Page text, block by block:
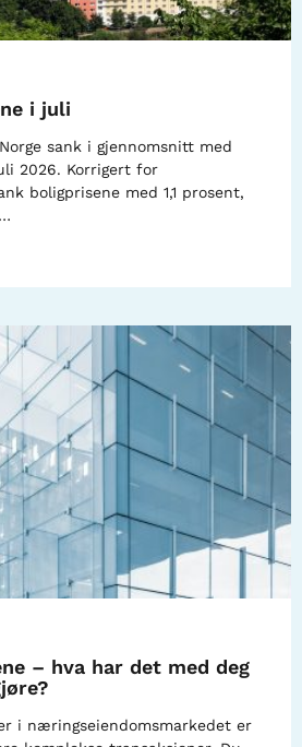
i juli
sank i gjennomsnitt med
2026. Korrigert for
boligprisene med 1,1 prosent,
– hva har det med deg
i næringseiendomsmarkedet er